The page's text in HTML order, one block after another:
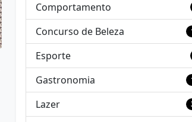
Comportamento
Concurso de Beleza
Esporte
Gastronomia
Lazer